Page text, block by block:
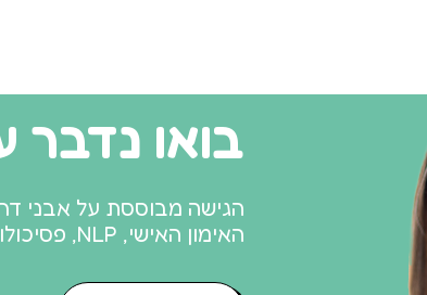
בואו נדבר
האימון האישי, NLP, פסיכולוגיה חיובית ואימון הורים אדלריאני.